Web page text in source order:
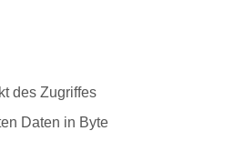
des Zugriffes
Daten in Byte